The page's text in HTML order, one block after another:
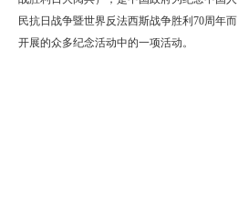
民抗日战争暨世界反法西斯战争胜利70周年而
开展的众多纪念活动中的一项活动。